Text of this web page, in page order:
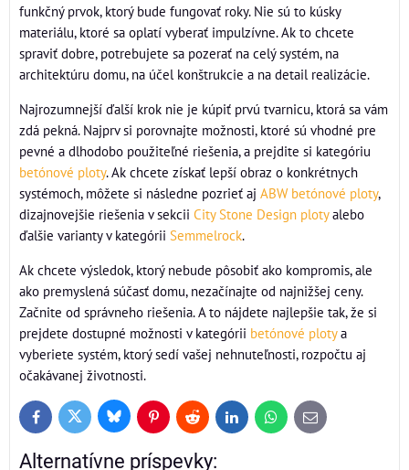
funkčný prvok, ktorý bude fungovať roky. Nie sú to kúsky
materiálu, ktoré sa oplatí vyberať impulzívne. Ak to chcete
spraviť dobre, potrebujete sa pozerať na celý systém, na
architektúru domu, na účel konštrukcie a na detail realizácie.
Najrozumnejší ďalší krok nie je kúpiť prvú tvarnicu, ktorá sa vám
zdá pekná. Najprv si porovnajte možnosti, ktoré sú vhodné pre
pevné a dlhodobo použiteľné riešenia, a prejdite si kategóriu
betónové ploty. Ak chcete získať lepší obraz o konkrétnych
systémoch, môžete si následne pozrieť aj ABW betónové ploty,
dizajnovejšie riešenia v sekcii City Stone Design plotyalebo
ďalšie varianty v kategórii Semmelrock.
Ak chcete výsledok, ktorý nebude pôsobiť ako kompromis, ale
ako premyslená súčasť domu, nezačínajte od najnižšej ceny.
Začnite od správneho riešenia. A to nájdete najlepšie tak, že si
prejdete dostupné možnosti v kategórii betónové plotya
vyberiete systém, ktorý sedí vašej nehnuteľnosti, rozpočtu aj
očakávanej životnosti.
FacebookTwitter BlueskyPinterestReddit LinkedInWhatsApp
E-
mail
Alternatívne príspevky: